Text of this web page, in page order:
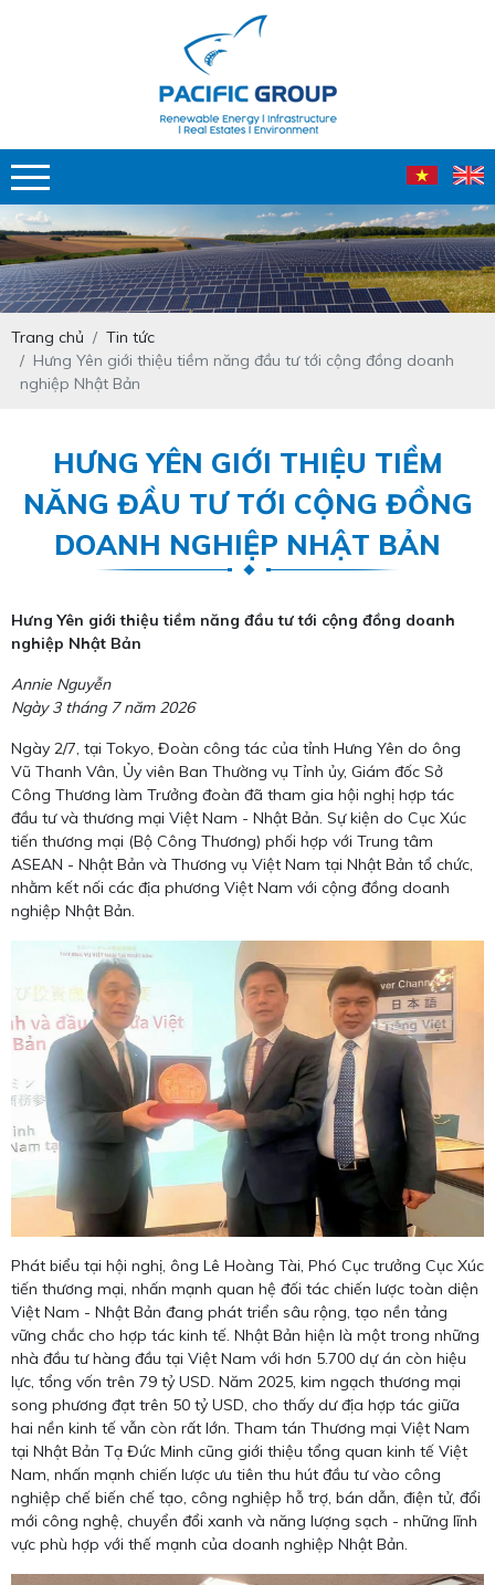
Trang chủ
Tin tức
Hưng Yên giới thiệu tiềm năng đầu tư tới cộng đồng doanh
nghiệp Nhật Bản
HƯNG YÊN GIỚI THIỆU TIỀM
NĂNG ĐẦU TƯ TỚI CỘNG ĐỒNG
DOANH NGHIỆP NHẬT BẢN
Hưng Yên giới thiệu tiềm năng đầu tư tới cộng đồng doanh
nghiệp Nhật Bản
Annie Nguyễn
Ngày 3 tháng 7 năm 2026
Ngày 2/7, tại Tokyo, Đoàn công tác của tỉnh Hưng Yên do ông
Vũ Thanh Vân, Ủy viên Ban Thường vụ Tỉnh ủy, Giám đốc Sở
Công Thương làm Trưởng đoàn đã tham gia hội nghị hợp tác
đầu tư và thương mại Việt Nam - Nhật Bản. Sự kiện do Cục Xúc
tiến thương mại (Bộ Công Thương) phối hợp với Trung tâm
ASEAN - Nhật Bản và Thương vụ Việt Nam tại Nhật Bản tổ chức,
nhằm kết nối các địa phương Việt Nam với cộng đồng doanh
nghiệp Nhật Bản.
Phát biểu tại hội nghị, ông Lê Hoàng Tài, Phó Cục trưởng Cục Xúc
tiến thương mại, nhấn mạnh quan hệ đối tác chiến lược toàn diện
Việt Nam - Nhật Bản đang phát triển sâu rộng, tạo nền tảng
vững chắc cho hợp tác kinh tế. Nhật Bản hiện là một trong những
nhà đầu tư hàng đầu tại Việt Nam với hơn 5.700 dự án còn hiệu
lực, tổng vốn trên 79 tỷ USD. Năm 2025, kim ngạch thương mại
song phương đạt trên 50 tỷ USD, cho thấy dư địa hợp tác giữa
hai nền kinh tế vẫn còn rất lớn. Tham tán Thương mại Việt Nam
tại Nhật Bản Tạ Đức Minh cũng giới thiệu tổng quan kinh tế Việt
Nam, nhấn mạnh chiến lược ưu tiên thu hút đầu tư vào công
nghiệp chế biến chế tạo, công nghiệp hỗ trợ, bán dẫn, điện tử, đổi
mới công nghệ, chuyển đổi xanh và năng lượng sạch - những lĩnh
vực phù hợp với thế mạnh của doanh nghiệp Nhật Bản.